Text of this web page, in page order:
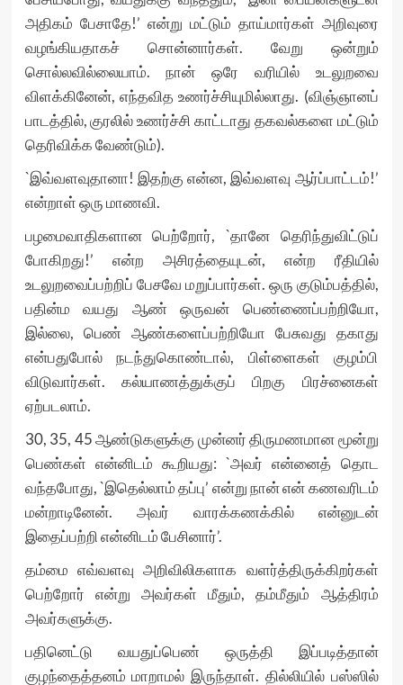
அதிகம் பேசாதே!’ என்று மட்டும் தாய்மார்கள் அறிவுரை
வழங்கியதாகச் சொன்னார்கள். வேறு ஒன்றும்
சொல்லவில்லையாம். நான் ஒரே வரியில் உடலுறவை
விளக்கினேன், எந்தவித உணர்ச்சியுமில்லாது. (விஞ்ஞானப்
பாடத்தில், குரலில் உணர்ச்சி காட்டாது தகவல்களை மட்டும்
தெரிவிக்க வேண்டும்).
`இவ்வளவுதானா! இதற்கு என்ன, இவ்வளவு ஆர்ப்பாட்டம்!’
என்றாள் ஒரு மாணவி.
பழமைவாதிகளான பெற்றோர், `தானே தெரிந்துவிட்டுப்
போகிறது!’ என்ற அசிரத்தையுடன், என்ற ரீதியில்
உடலுறவைப்பற்றிப் பேசவே மறுப்பார்கள். ஒரு குடும்பத்தில்,
பதின்ம வயது ஆண் ஒருவன் பெண்ணைப்பற்றியோ,
இல்லை, பெண் ஆண்களைப்பற்றியோ பேசுவது தகாது
என்பதுபோல் நடந்துகொண்டால், பிள்ளைகள் குழம்பி
விடுவார்கள். கல்யாணத்துக்குப் பிறகு பிரச்னைகள்
ஏற்படலாம்.
30, 35, 45 ஆண்டுகளுக்கு முன்னர் திருமணமான மூன்று
பெண்கள் என்னிடம் கூறியது: `அவர் என்னைத் தொட
வந்தபோது, `இதெல்லாம் தப்பு’ என்று நான் என் கணவரிடம்
மன்றாடினேன். அவர் வாரக்கணக்கில் என்னுடன்
இதைப்பற்றி என்னிடம் பேசினார்’.
தம்மை எவ்வளவு அறிவிலிகளாக வளர்த்திருக்கிறர்கள்
பெற்றோர் என்று அவர்கள் மீதும், தம்மீதும் ஆத்திரம்
அவர்களுக்கு.
பதினெட்டு வயதுப்பெண் ஒருத்தி இப்படித்தான்
குழந்தைத்தனம் மாறாமல் இருந்தாள். தில்லியில் பஸ்ஸில்